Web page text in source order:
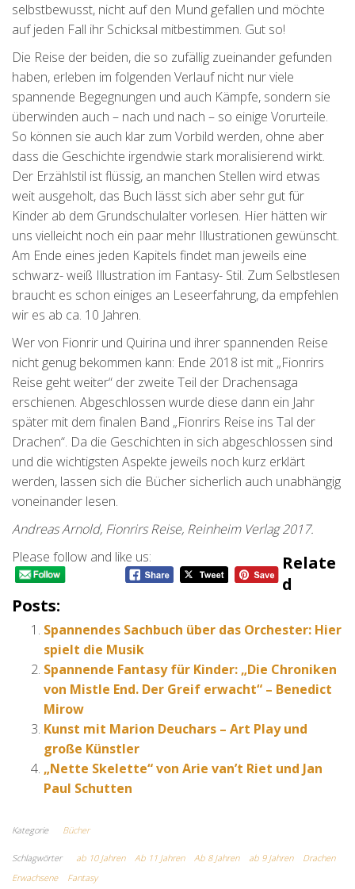
selbstbewusst, nicht auf den Mund gefallen und möchte
auf jeden Fall ihr Schicksal mitbestimmen. Gut so!
Die Reise der beiden, die so zufällig zueinander gefunden
haben, erleben im folgenden Verlauf nicht nur viele
spannende Begegnungen und auch Kämpfe, sondern sie
überwinden auch – nach und nach – so einige Vorurteile.
So können sie auch klar zum Vorbild werden, ohne aber
dass die Geschichte irgendwie stark moralisierend wirkt.
Der Erzählstil ist flüssig, an manchen Stellen wird etwas
weit ausgeholt, das Buch lässt sich aber sehr gut für
Kinder ab dem Grundschulalter vorlesen. Hier hätten wir
uns vielleicht noch ein paar mehr Illustrationen gewünscht.
Am Ende eines jeden Kapitels findet man jeweils eine
schwarz- weiß Illustration im Fantasy- Stil. Zum Selbstlesen
braucht es schon einiges an Leseerfahrung, da empfehlen
wir es ab ca. 10 Jahren.
Wer von Fionrir und Quirina und ihrer spannenden Reise
nicht genug bekommen kann: Ende 2018 ist mit „Fionrirs
Reise geht weiter“ der zweite Teil der Drachensaga
erschienen. Abgeschlossen wurde diese dann ein Jahr
später mit dem finalen Band „Fionrirs Reise ins Tal der
Drachen“. Da die Geschichten in sich abgeschlossen sind
und die wichtigsten Aspekte jeweils noch kurz erklärt
werden, lassen sich die Bücher sicherlich auch unabhängig
voneinander lesen.
Andreas Arnold, Fionrirs Reise, Reinheim Verlag 2017.
Please follow and like us:
Relate
D
Posts:
Spannendes Sachbuch über das Orchester: Hier
spielt die Musik
Spannende Fantasy für Kinder: „Die Chroniken
von Mistle End. Der Greif erwacht“ – Benedict
Mirow
Kunst mit Marion Deuchars – Art Play und
große Künstler
„Nette Skelette“ von Arie van’t Riet und Jan
Paul Schutten
Kategorie Bücher
Schlagwörter ab 10 Jahren Ab 11 Jahren Ab 8 Jahren ab 9 Jahren
Drachen
Erwachsene
Fantasy